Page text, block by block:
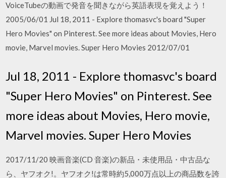
VoiceTubeの動画で発音を聞きながら英語表現を覚えよう！
2005/06/01 Jul 18, 2011 - Explore thomasvc's board "Super
Hero Movies" on Pinterest. See more ideas about Movies, Hero
movie, Marvel movies. Super Hero Movies 2012/07/01
Jul 18, 2011 - Explore thomasvc's board
"Super Hero Movies" on Pinterest. See
more ideas about Movies, Hero movie,
Marvel movies. Super Hero Movies
2017/11/20 映画音楽(CD 音楽)の新品・未使用品・中古品な
ら、ヤフオク!。ヤフオク!は常時約5,000万点以上の商品数を誇